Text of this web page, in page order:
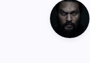
segeo